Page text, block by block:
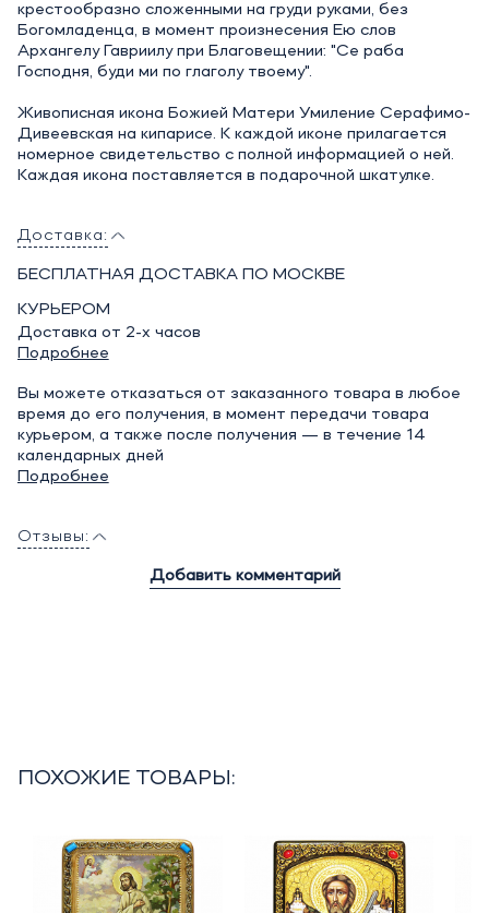
крестообразно сложенными на груди руками, без
Богомладенца, в момент произнесения Ею слов
Архангелу Гавриилу при Благовещении: "Се раба
Господня, буди ми по глаголу твоему".
Живописная икона Божией Матери Умиление Серафимо-
Дивеевская на кипарисе. К каждой иконе прилагается
номерное свидетельство с полной информацией о ней.
Каждая икона поставляется в подарочной шкатулке.
Доставка:
БЕСПЛАТНАЯ ДОСТАВКА ПО МОСКВЕ
КУРЬЕРОМ
Доставка от 2-х часов
Подробнее
Вы можете отказаться от заказанного товара в любое
время до его получения, в момент передачи товара
курьером, а также после получения — в течение 14
календарных дней
Подробнее
Отзывы:
Добавить комментарий
ПОХОЖИЕ ТОВАРЫ: